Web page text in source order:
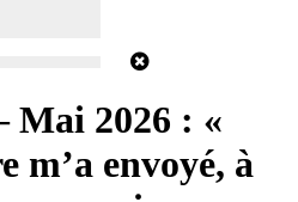
Mai 2026 : «
m’a envoyé, à